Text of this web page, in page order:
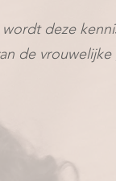
deze
de